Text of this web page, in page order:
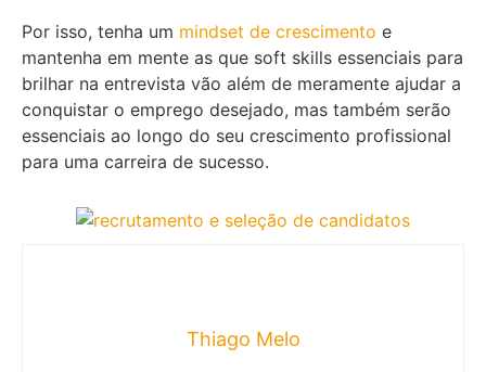
Por isso, tenha um mindset de crescimento e
mantenha em mente as que soft skills essenciais para
brilhar na entrevista vão além de meramente ajudar a
conquistar o emprego desejado, mas também serão
essenciais ao longo do seu crescimento profissional
para uma carreira de sucesso.
Thiago Melo